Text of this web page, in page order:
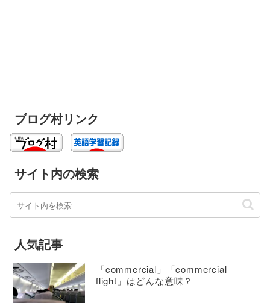
ブログ村リンク
サイト内の検索
人気記事
「commercial」「commercial
flight」はどんな意味？